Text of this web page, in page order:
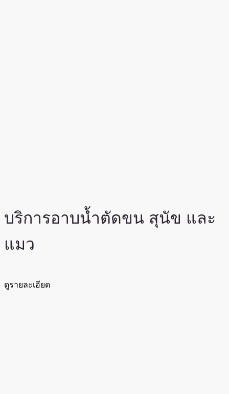
บริการอาบน้ำตัดขน สุนัข และ
แมว
ดูรายละเอียด